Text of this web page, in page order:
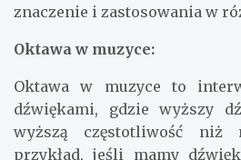
znaczenie i zastosowania w
Oktawa w muzyce:
Oktawa w muzyce to
dźwiękami, gdzie wyższy
wyższą częstotliwość niż
przykład, jeśli mamy